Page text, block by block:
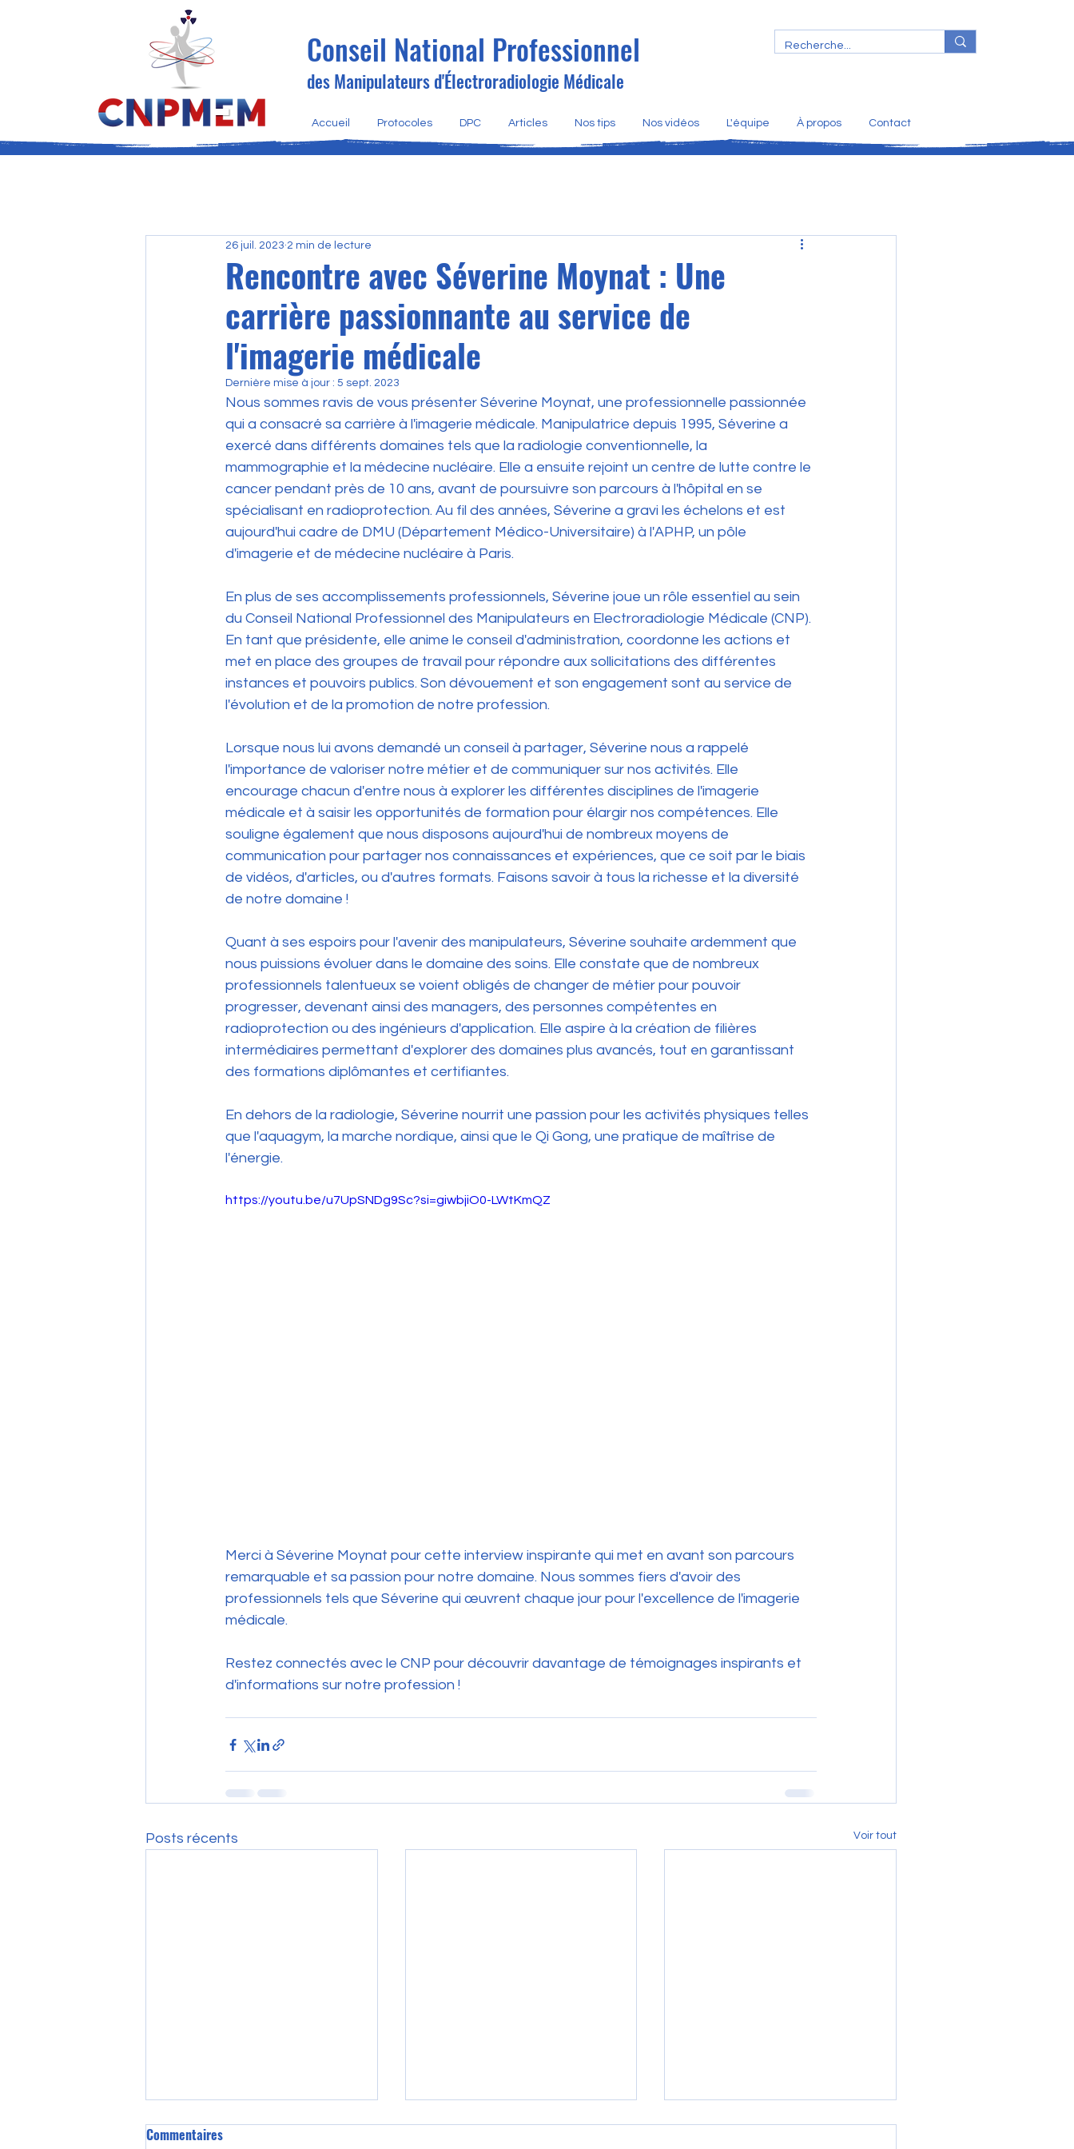
Conseil National Professionnel
des Manipulateurs d'Électroradiologie Médicale
Accueil Protocoles DPC Articles Nos tips Nos vidéos L'équipe À propos Contact
Rencontre avec Séverine Moynat : Une
carrière passionnante au service de
l'imagerie médicale
26 juil. 2023 2 min de lecture
Dernière mise à jour : 5 sept. 2023
Nous sommes ravis de vous présenter Séverine Moynat, une professionnelle passionnée
qui a consacré sa carrière à l'imagerie médicale. Manipulatrice depuis 1995, Séverine a
exercé dans différents domaines tels que la radiologie conventionnelle, la
mammographie et la médecine nucléaire. Elle a ensuite rejoint un centre de lutte contre le
cancer pendant près de 10 ans, avant de poursuivre son parcours à l'hôpital en se
spécialisant en radioprotection. Au fil des années, Séverine a gravi les échelons et est
aujourd'hui cadre de DMU (Département Médico-Universitaire) à l'APHP, un pôle
d'imagerie et de médecine nucléaire à Paris.
En plus de ses accomplissements professionnels, Séverine joue un rôle essentiel au sein
du Conseil National Professionnel des Manipulateurs en Electroradiologie Médicale (CNP).
En tant que présidente, elle anime le conseil d'administration, coordonne les actions et
met en place des groupes de travail pour répondre aux sollicitations des différentes
instances et pouvoirs publics. Son dévouement et son engagement sont au service de
l'évolution et de la promotion de notre profession.
Lorsque nous lui avons demandé un conseil à partager, Séverine nous a rappelé
l'importance de valoriser notre métier et de communiquer sur nos activités. Elle
encourage chacun d'entre nous à explorer les différentes disciplines de l'imagerie
médicale et à saisir les opportunités de formation pour élargir nos compétences. Elle
souligne également que nous disposons aujourd'hui de nombreux moyens de
communication pour partager nos connaissances et expériences, que ce soit par le biais
de vidéos, d'articles, ou d'autres formats. Faisons savoir à tous la richesse et la diversité
de notre domaine !
Quant à ses espoirs pour l'avenir des manipulateurs, Séverine souhaite ardemment que
nous puissions évoluer dans le domaine des soins. Elle constate que de nombreux
professionnels talentueux se voient obligés de changer de métier pour pouvoir
progresser, devenant ainsi des managers, des personnes compétentes en
radioprotection ou des ingénieurs d'application. Elle aspire à la création de filières
intermédiaires permettant d'explorer des domaines plus avancés, tout en garantissant
des formations diplômantes et certifiantes.
En dehors de la radiologie, Séverine nourrit une passion pour les activités physiques telles
que l'aquagym, la marche nordique, ainsi que le Qi Gong, une pratique de maîtrise de
l'énergie.
https://youtu.be/u7UpSNDg9Sc?si=giwbjiO0-LWtKmQZ
Merci à Séverine Moynat pour cette interview inspirante qui met en avant son parcours
remarquable et sa passion pour notre domaine. Nous sommes fiers d'avoir des
professionnels tels que Séverine qui œuvrent chaque jour pour l'excellence de l'imagerie
médicale.
Restez connectés avec le CNP pour découvrir davantage de témoignages inspirants et
d'informations sur notre profession !
Posts récents Voir tout
Commentaires